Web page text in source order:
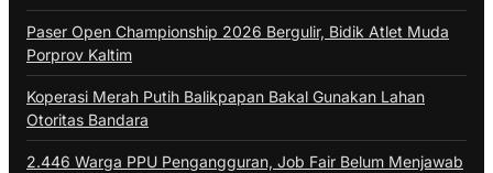
Paser Open Championship 2026 Bergulir, Bidik Atlet Muda
Porprov Kaltim
Koperasi Merah Putih Balikpapan Bakal Gunakan Lahan
Otoritas Bandara
2.446 Warga PPU Pengangguran, Job Fair Belum Menjawab